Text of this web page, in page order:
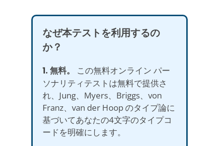
なぜ本テストを利用するの
か？
1. 無料。
この無料オンライン パー
ソナリティテストは無料で提供さ
れ、Jung、Myers、Briggs、von
Franz、van der Hoop のタイプ論に
基づいてあなたの4文字のタイプコ
ードを明確にします。